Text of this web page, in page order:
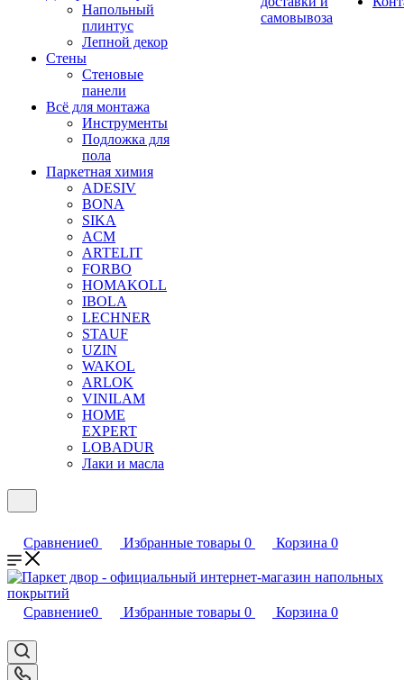
Напольный
плинтус
Лепной декор
Стены
Стеновые
панели
Всё для монтажа
Инструменты
Подложка для
пола
Паркетная химия
ADESIV
BONA
SIKA
ACM
ARTELIT
FORBO
HOMAKOLL
IBOLA
LECHNER
STAUF
UZIN
WAKOL
ARLOK
VINILAM
HOME
EXPERT
LOBADUR
Лаки и масла
самовывоза
Сравнение0 Избранные товары 0 Корзина 0
Сравнение0 Избранные товары 0 Корзина 0